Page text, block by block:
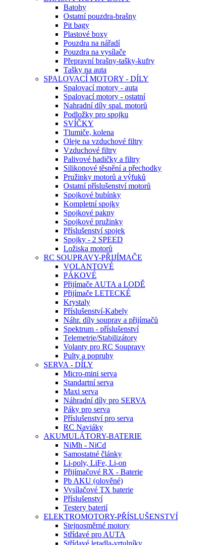
Batohy
Ostatní pouzdra-brašny
Pit bagy
Plastové boxy
Pouzdra na nářadí
Pouzdra na vysílače
Přepravní brašny-tašky-kufry
Tašky na auta
SPALOVACÍ MOTORY - DÍLY
Spalovací motory - auta
Spalovací motory - ostatní
Nahradní díly spal. motorů
Podložky pro spojku
SVÍČKY
Tlumiče, kolena
Oleje na vzduchové filtry
Vzduchové filtry
Palivové hadičky a filtry
Silikonové těsnění a přechodky
Pružinky motorů a výfuků
Ostatní příslušenství motorů
Spojkové bubínky
Kompletní spojky
Spojkové pakny
Spojkové pružinky
Příslušenství spojek
Spojky - 2 SPEED
Ložiska motorů
RC SOUPRAVY-PŘIJÍMAČE
VOLANTOVÉ
PÁKOVÉ
Přijímače AUTA a LODĚ
Přijímače LETECKÉ
Krystaly
Příslušenství-Kabely
Náhr. díly souprav a přijímačů
Spektrum - příslušenství
Telemetrie/Stabilizátory
Volanty pro RC Soupravy
Pulty a popruhy
SERVA - DÍLY
Micro-mini serva
Standartní serva
Maxi serva
Náhradní díly pro SERVA
Páky pro serva
Příslušenství pro serva
RC Naviáky
AKUMULÁTORY-BATERIE
NiMh - NiCd
Samostatné články
Li-poly, LiFe, Li-on
Přijímačové RX - Baterie
Pb AKU (olověné)
Vysílačové TX baterie
Příslušenství
Testery baterií
ELEKTROMOTORY-PŘÍSLUŠENSTVÍ
Stejnosměrné motory
Střídavé pro AUTA
Střídavé letadla-vrtulníky